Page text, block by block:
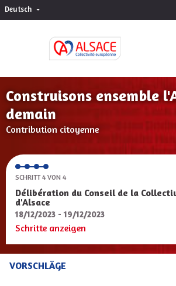
Deutsch Choisir la langue
Construisons ensemble
demain
Contribution citoyenne
SCHRITT 4 VON 4
Délibération du Conseil de la
d'Alsace
18/12/2023 - 19/12/2023
Schritte anzeigen
VORSCHLÄGE